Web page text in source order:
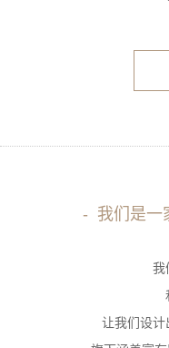
- 我们是一
我
让我们设计